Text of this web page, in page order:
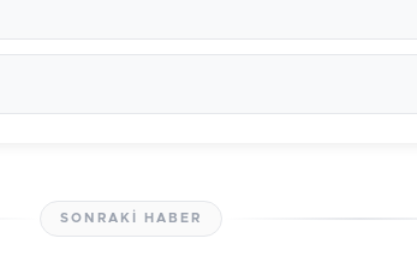
SONRAKI HABER